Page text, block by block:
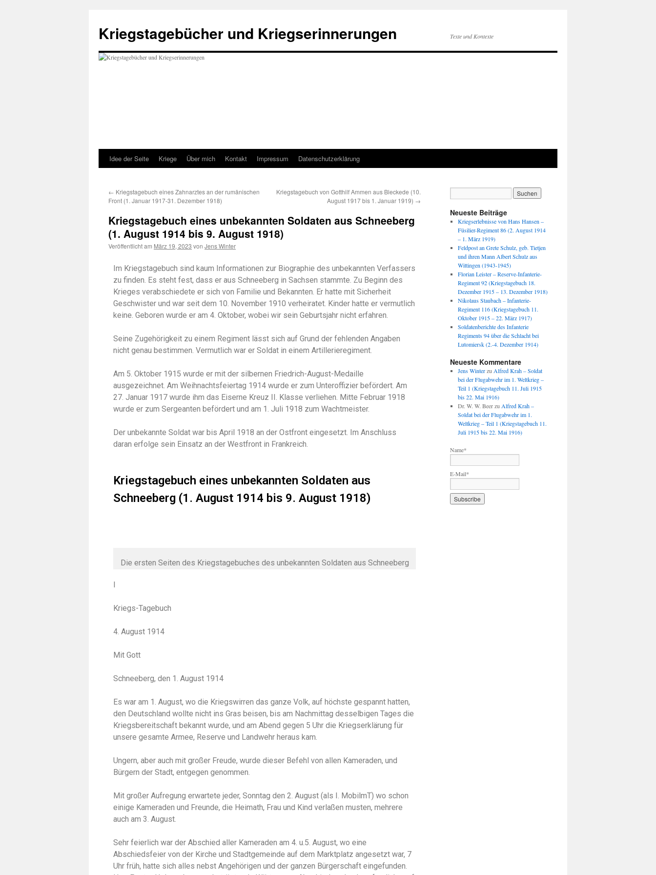
Kriegstagebücher und Kriegserinnerungen Texte und Kontexte
Idee der Seite Kriege Über mich Kontakt Impressum Datenschutzerklärung
← Kriegstagebuch eines Zahnarztes an der rumänischen
Front (1. Januar 1917-31. Dezember 1918)
Kriegstagebuch von Gotthilf Ammen aus Bleckede (10.
August 1917 bis 1. Januar 1919) →
Kriegstagebuch eines unbekannten Soldaten aus Schneeberg
(1. August 1914 bis 9. August 1918)
Veröffentlicht am März 19, 2023 von Jens Winter
Im Kriegstagebuch sind kaum Informationen zur Biographie des unbekannten Verfassers
zu finden. Es steht fest, dass er aus Schneeberg in Sachsen stammte. Zu Beginn des
Krieges verabschiedete er sich von Familie und Bekannten. Er hatte mit Sicherheit
Geschwister und war seit dem 10. November 1910 verheiratet. Kinder hatte er vermutlich
keine. Geboren wurde er am 4. Oktober, wobei wir sein Geburtsjahr nicht erfahren.
Seine Zugehörigkeit zu einem Regiment lässt sich auf Grund der fehlenden Angaben
nicht genau bestimmen. Vermutlich war er Soldat in einem Artillerieregiment.
Am 5. Oktober 1915 wurde er mit der silbernen Friedrich-August-Medaille
ausgezeichnet. Am Weihnachtsfeiertag 1914 wurde er zum Unteroffizier befördert. Am
27. Januar 1917 wurde ihm das Eiserne Kreuz II. Klasse verliehen. Mitte Februar 1918
wurde er zum Sergeanten befördert und am 1. Juli 1918 zum Wachtmeister.
Der unbekannte Soldat war bis April 1918 an der Ostfront eingesetzt. Im Anschluss
daran erfolge sein Einsatz an der Westfront in Frankreich.
Kriegstagebuch eines unbekannten Soldaten aus
Schneeberg (1. August 1914 bis 9. August 1918)
Die ersten Seiten des Kriegstagebuches des unbekannten Soldaten aus Schneeberg
I
Kriegs-Tagebuch
4. August 1914
Mit Gott
Schneeberg, den 1. August 1914
Es war am 1. August, wo die Kriegswirren das ganze Volk, auf höchste gespannt hatten,
den Deutschland wollte nicht ins Gras beisen, bis am Nachmittag desselbigen Tages die
Kriegsbereitschaft bekannt wurde, und am Abend gegen 5 Uhr die Kriegserklärung für
unsere gesamte Armee, Reserve und Landwehr heraus kam.
Ungern, aber auch mit großer Freude, wurde dieser Befehl von allen Kameraden, und
Bürgern der Stadt, entgegen genommen.
Mit großer Aufregung erwartete jeder, Sonntag den 2. August (als I. MobilmT) wo schon
einige Kameraden und Freunde, die Heimath, Frau und Kind verlaßen musten, mehrere
auch am 3. August.
Sehr feierlich war der Abschied aller Kameraden am 4. u.5. August, wo eine
Abschiedsfeier von der Kirche und Stadtgemeinde auf dem Marktplatz angesetzt war, 7
Uhr früh, hatte sich alles nebst Angehörigen und der ganzen Bürgerschaft eingefunden.
Neueste Beiträge
Kriegserlebnisse von Hans Hansen –
Füsilier-Regiment 86 (2. August 1914
– 1. März 1919)
Feldpost an Grete Schulz, geb. Tietjen
und ihren Mann Albert Schulz aus
Wittingen (1943-1945)
Florian Leister – Reserve-Infanterie-
Regiment 92 (Kriegstagebuch 18.
Dezember 1915 – 13. Dezember 1918)
Nikolaus Staubach – Infanterie-
Regiment 116 (Kriegstagebuch 11.
Oktober 1915 – 22. März 1917)
Soldatenberichte des Infanterie
Regiments 94 über die Schlacht bei
Lutomiersk (2.-4. Dezember 1914)
Neueste Kommentare
Jens Winterzu Alfred Krah – Soldat
bei der Flugabwehr im 1. Weltkrieg –
Teil 1 (Kriegstagebuch 11. Juli 1915
bis 22. Mai 1916)
Dr. W. W. Beerzu Alfred Krah –
Soldat bei der Flugabwehr im 1.
Weltkrieg – Teil 1 (Kriegstagebuch 11.
Juli 1915 bis 22. Mai 1916)
Name*
E-Mail*